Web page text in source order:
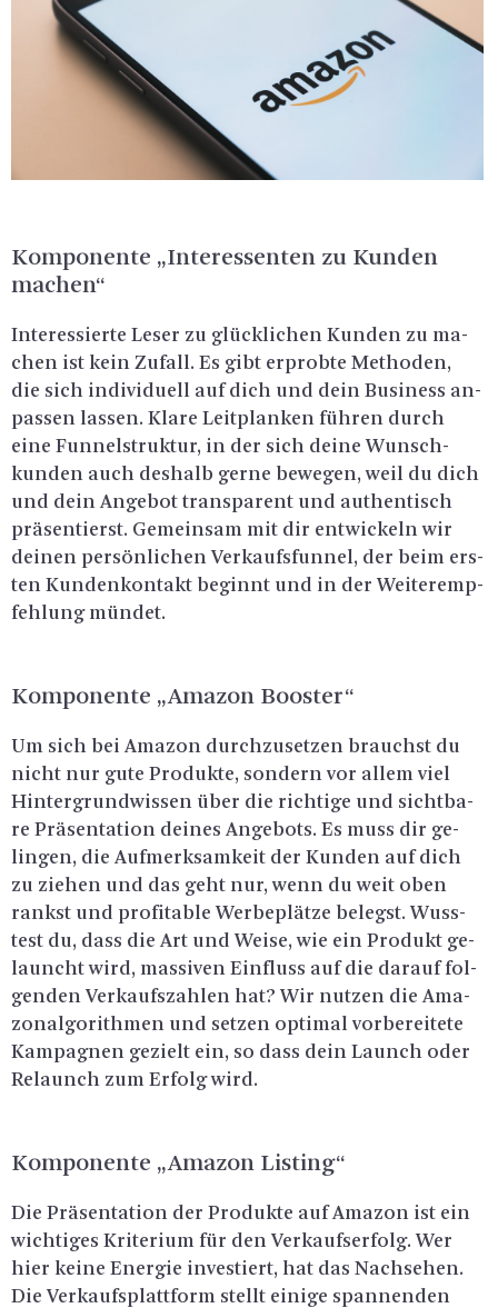
Kom­po­nen­te „In­ter­es­sen­ten zu Kun­den
ma­chen“
In­ter­es­sier­te Leser zu glück­li­chen Kun­den zu ma­
chen ist kein Zu­fall. Es gibt er­prob­te Me­tho­den,
die sich in­di­vi­du­ell auf dich und dein Busi­ness an­
pas­sen las­sen. Klare Leit­plan­ken füh­ren durch
eine Fun­nel­struk­tur, in der sich deine Wunsch­
kun­den auch des­halb gerne be­we­gen, weil du dich
und dein An­ge­bot trans­pa­rent und au­then­tisch
prä­sen­tierst. Ge­mein­sam mit dir ent­wi­ckeln wir
dei­nen per­sön­li­chen Ver­kaufs­fun­nel, der beim ers­
ten Kun­den­kon­takt be­ginnt und in der Wei­ter­emp­
feh­lung mün­det.
Kom­po­nen­te „Ama­zon Boos­ter“
Um sich bei Ama­zon durch­zu­set­zen brauchst du
nicht nur gute Pro­duk­te, son­dern vor allem viel
Hin­ter­grund­wis­sen über die rich­ti­ge und sicht­ba­
re Prä­sen­ta­ti­on dei­nes An­ge­bots. Es muss dir ge­
lin­gen, die Auf­merk­sam­keit der Kun­den auf dich
zu zie­hen und das geht nur, wenn du weit oben
rankst und pro­fi­ta­ble Wer­be­plät­ze be­legst. Wuss­
test du, dass die Art und Weise, wie ein Pro­dukt ge­
launcht wird, mas­si­ven Ein­fluss auf die dar­auf fol­
gen­den Ver­kaufs­zah­len hat? Wir nut­zen die Ama­
zo­nal­go­rith­men und set­zen op­ti­mal vor­be­rei­te­te
Kam­pa­gnen ge­zielt ein, so dass dein Launch oder
Re­launch zum Er­folg wird.
Kom­po­nen­te „Ama­zon Lis­ting“
Die Prä­sen­ta­ti­on der Pro­duk­te auf Ama­zon ist ein
wich­ti­ges Kri­te­ri­um für den Ver­kaufs­er­folg. Wer
hier keine En­er­gie in­ves­tiert, hat das Nach­se­hen.
Die Ver­kaufs­platt­form stellt ei­ni­ge span­nen­den